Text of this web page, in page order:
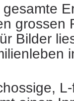
grossen
Bilder